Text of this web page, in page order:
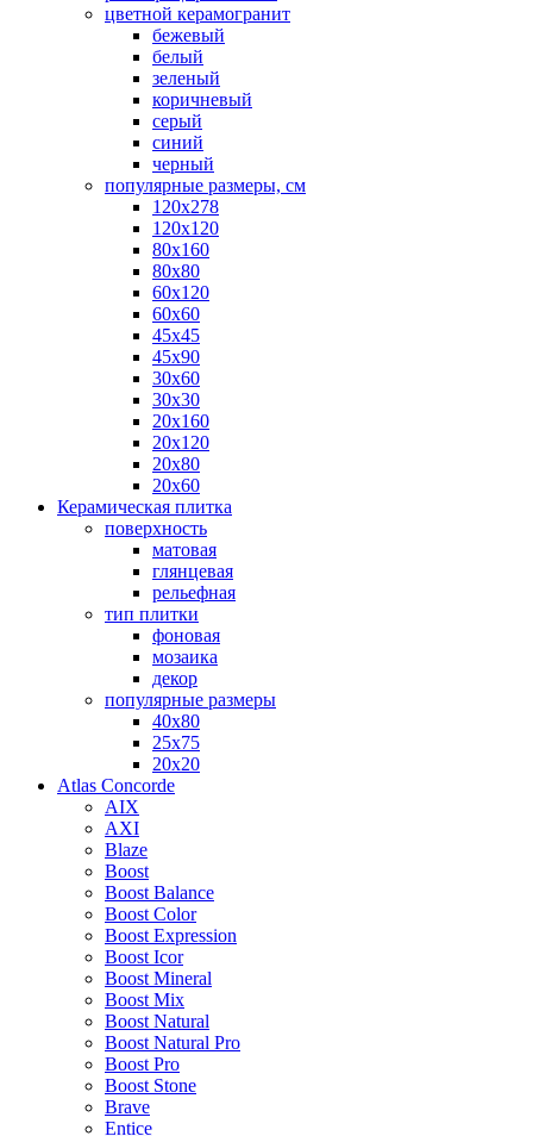
цветной керамогранит
бежевый
белый
зеленый
коричневый
серый
синий
черный
популярные размеры, см
120х278
120х120
80х160
80х80
60х120
60х60
45х45
45х90
30х60
30х30
20х160
20х120
20х80
20х60
Керамическая плитка
поверхность
матовая
глянцевая
рельефная
тип плитки
фоновая
мозаика
декор
популярные размеры
40х80
25х75
20х20
Atlas Concorde
AIX
AXI
Blaze
Boost
Boost Balance
Boost Color
Boost Expression
Boost Icor
Boost Mineral
Boost Mix
Boost Natural
Boost Natural Pro
Boost Pro
Boost Stone
Brave
Entice